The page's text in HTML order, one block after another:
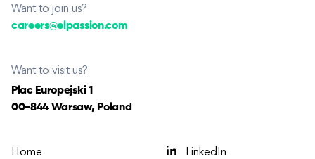
Want to join us?
careers@elpassion.com
Want to visit us?
Plac Europejski 1
00-844 Warsaw, Poland
Home
LinkedIn